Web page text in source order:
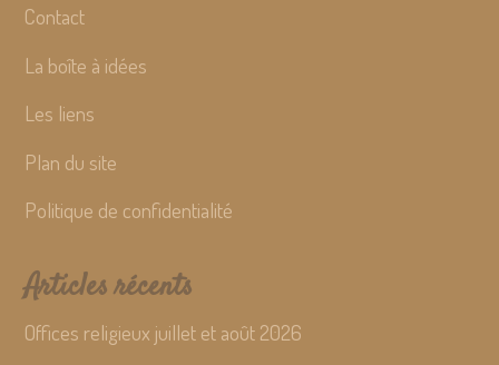
Contact
La boîte à idées
Les liens
Plan du site
Politique de confidentialité
Articles récents
Offices religieux juillet et août 2026